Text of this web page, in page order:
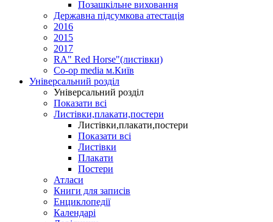
Позашкільне виховання
Державна підсумкова атестація
2016
2015
2017
RA" Red Horse"(листівки)
Co-op media м.Київ
Універсальний розділ
Універсальний розділ
Показати всі
Листівки,плакати,постери
Листівки,плакати,постери
Показати всі
Листівки
Плакати
Постери
Атласи
Книги для записів
Енциклопедії
Календарі